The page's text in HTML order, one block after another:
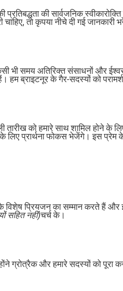
की सार्वजनिक
तो कृपया नीचे दी गई जानकारी
भी समय अतिरिक्त संसाधनों और
हम ब्राइटनूर के गैर-सदस्यों को
तारीख को हमारे साथ शामिल होने
लिए प्रार्थना फोकस भेजेंगे। इस प्रेम
प्रियजन का सम्मान करते हैं और
सहित नहीं)चर्च के।
ग्रोत्रैक और हमारे सदस्यों को पूरा